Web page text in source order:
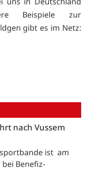
Beispiele zur
gibt es im Netz:
nach Vussem
ist am
Benefiz-